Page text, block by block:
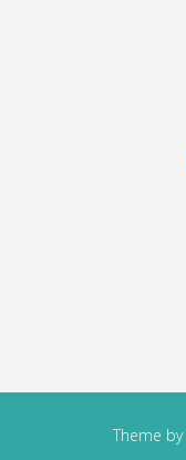
Theme by